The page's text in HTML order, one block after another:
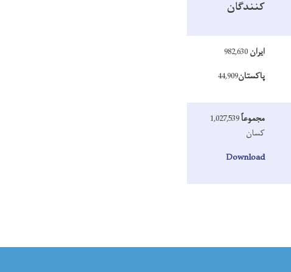
کنندگان
ایران
پاکستان44,909
مجموعاً1,027,539
کسان
Download